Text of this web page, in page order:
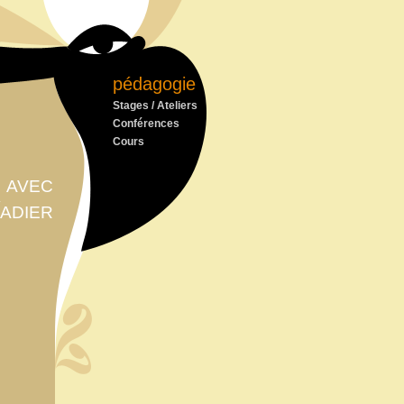
pédagogie
Stages / Ateliers
Conférences
Cours